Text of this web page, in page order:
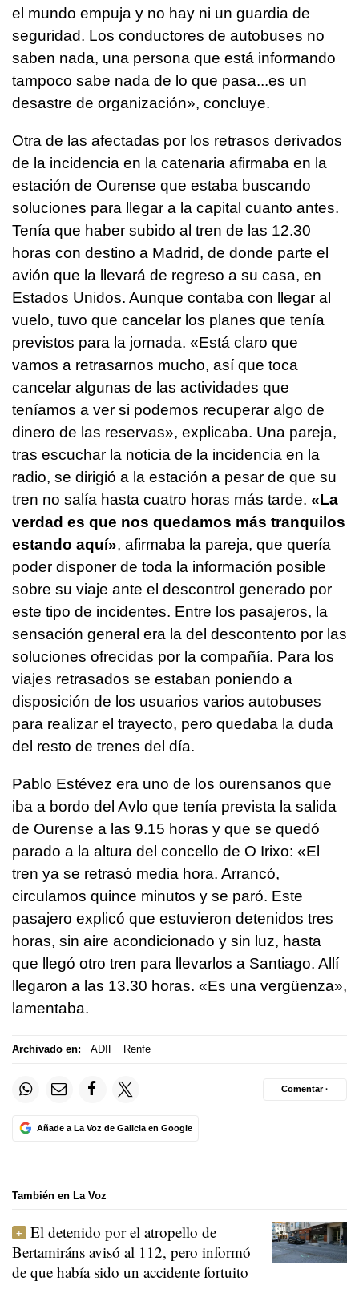
el mundo empuja y no hay ni un guardia de
seguridad. Los conductores de autobuses no
saben nada, una persona que está informando
tampoco sabe nada de lo que pasa...es un
desastre de organización», concluye.
Otra de las afectadas por los retrasos derivados
de la incidencia en la catenaria afirmaba en la
estación de Ourense que estaba buscando
soluciones para llegar a la capital cuanto antes.
Tenía que haber subido al tren de las 12.30
horas con destino a Madrid, de donde parte el
avión que la llevará de regreso a su casa, en
Estados Unidos. Aunque contaba con llegar al
vuelo, tuvo que cancelar los planes que tenía
previstos para la jornada. «Está claro que
vamos a retrasarnos mucho, así que toca
cancelar algunas de las actividades que
teníamos a ver si podemos recuperar algo de
dinero de las reservas», explicaba. Una pareja,
tras escuchar la noticia de la incidencia en la
radio, se dirigió a la estación a pesar de que su
tren no salía hasta cuatro horas más tarde. «La
verdad es que nos quedamos más tranquilos
estando aquí», afirmaba la pareja, que quería
poder disponer de toda la información posible
sobre su viaje ante el descontrol generado por
este tipo de incidentes. Entre los pasajeros, la
sensación general era la del descontento por las
soluciones ofrecidas por la compañía. Para los
viajes retrasados se estaban poniendo a
disposición de los usuarios varios autobuses
para realizar el trayecto, pero quedaba la duda
del resto de trenes del día.
Pablo Estévez era uno de los ourensanos que
iba a bordo del Avlo que tenía prevista la salida
de Ourense a las 9.15 horas y que se quedó
parado a la altura del concello de O Irixo: «El
tren ya se retrasó media hora. Arrancó,
circulamos quince minutos y se paró. Este
pasajero explicó que estuvieron detenidos tres
horas, sin aire acondicionado y sin luz, hasta
que llegó otro tren para llevarlos a Santiago. Allí
llegaron a las 13.30 horas. «Es una vergüenza»,
lamentaba.
Archivado en: ADIF Renfe
Añade a La Voz de Galicia en Google
Comentar ·
También en La Voz
El detenido por el atropello de
Bertamiráns avisó al 112, pero informó
de que había sido un accidente fortuito